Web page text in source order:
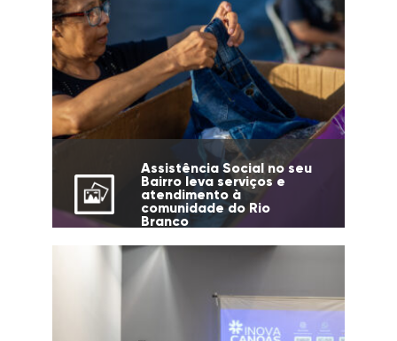
Assistência Social no seu
Bairro leva serviços e
atendimento à
comunidade do Rio
Branco